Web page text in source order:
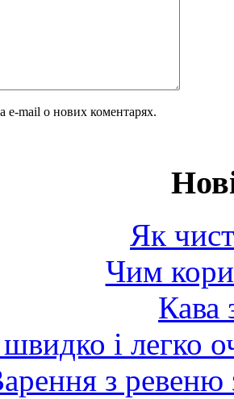
e-mail о нових коментарях.
Як
Чим
Кава
і легко
з ревеню